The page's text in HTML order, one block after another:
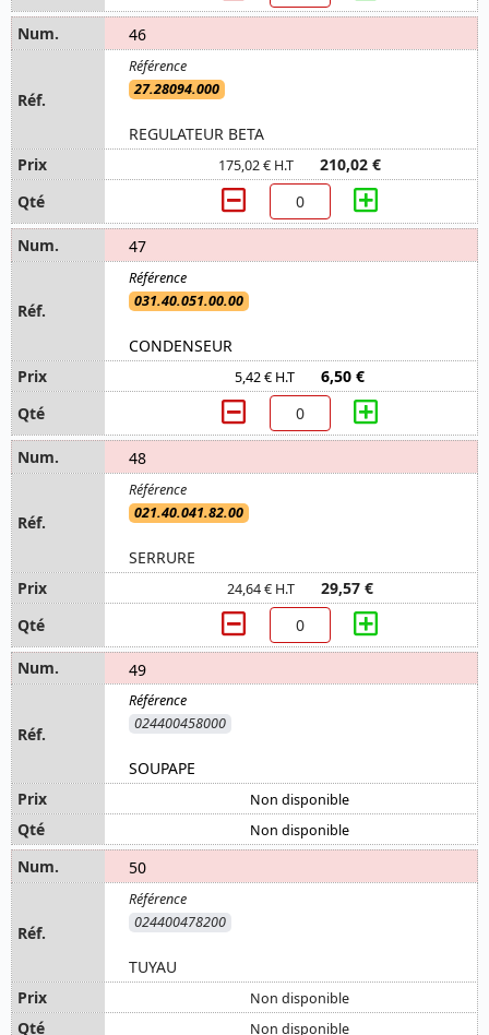
46
27.28094.000
REGULATEUR BETA
175,02 € H.T 210,02 €
47
031.40.051.00.00
CONDENSEUR
5,42 € H.T 6,50 €
48
021.40.041.82.00
SERRURE
24,64 € H.T 29,57 €
49
024400458000
SOUPAPE
Non disponible
Non disponible
50
024400478200
TUYAU
Non disponible
Non disponible